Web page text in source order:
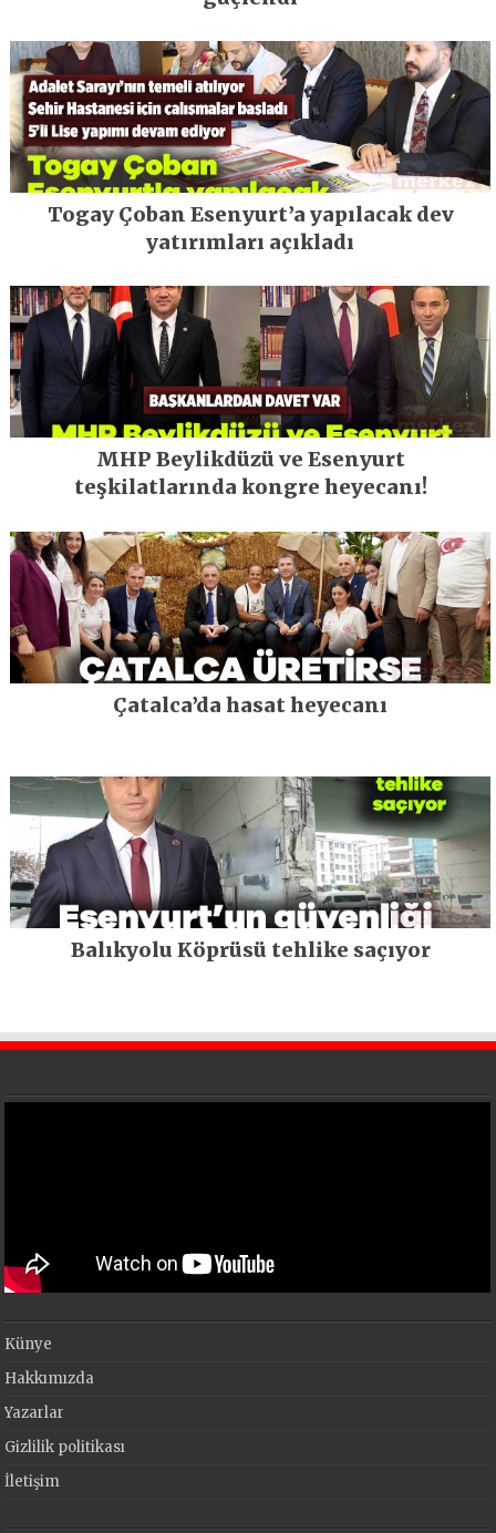
Togay Çoban Esenyurt’a yapılacak dev
yatırımları açıkladı
MHP Beylikdüzü ve Esenyurt
teşkilatlarında kongre heyecanı!
Çatalca’da hasat heyecanı
Balıkyolu Köprüsü tehlike saçıyor
Künye
Hakkımızda
Yazarlar
Gizlilik politikası
İletişim